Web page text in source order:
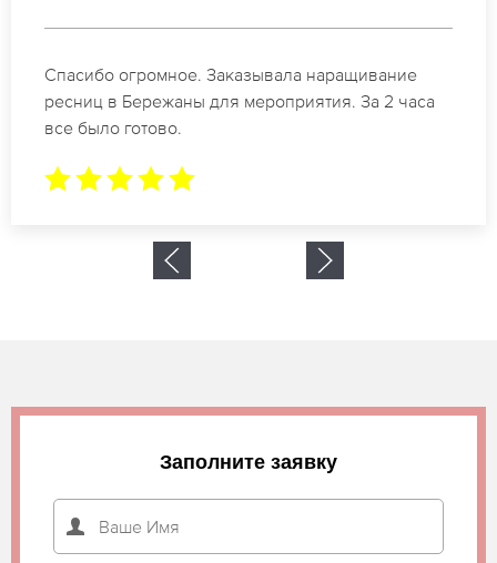
Идеальные мастера своего дела по наращиванию
ресниц в Бережаны. Великолепный результат.
Буду обращаться еще.
Заполните заявку